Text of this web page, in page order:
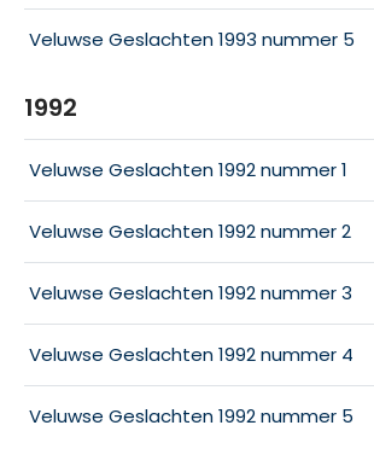
Veluwse Geslachten 1993 nummer 5
1992
Veluwse Geslachten 1992 nummer 1
Veluwse Geslachten 1992 nummer 2
Veluwse Geslachten 1992 nummer 3
Veluwse Geslachten 1992 nummer 4
Veluwse Geslachten 1992 nummer 5